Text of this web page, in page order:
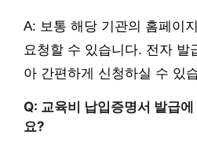
A: 보통 해당 기관의 홈페이
요청할 수 있습니다. 전자 발
아 간편하게 신청하실 수 있
Q: 교육비 납입증명서 발급
요?